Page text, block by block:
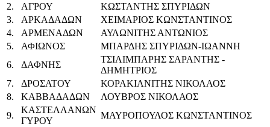
2.
ΑΓΡΟΥ
ΚΩΣΤΑΝΤΗΣ ΣΠΥΡΙΔΩΝ
3.
ΑΡΚΑΔΑΔΩΝ
ΧΕΙΜΑΡΙΟΣ ΚΩΝΣΤΑΝΤΙΝΟΣ
4.
ΑΡΜΕΝΑΔΩΝ
ΑΥΛΩΝΙΤΗΣ ΑΝΤΩΝΙΟΣ
5.
ΑΦΙΩΝΟΣ
ΜΠΑΡΔΗΣ ΣΠΥΡΙΔΩΝ-ΙΩΑΝΝΗ
6.
ΔΑΦΝΗΣ
ΤΣΙΛΙΜΠΑΡΗΣ ΣΑΡΑΝΤΗΣ -
ΔΗΜΗΤΡΙΟΣ
7.
ΔΡΟΣΑΤΟΥ
ΚΟΡΑΚΙΑΝΙΤΗΣ ΝΙΚΟΛΑΟΣ
8.
ΚΑΒΒΑΔΑΔΩΝ
ΛΟΥΒΡΟΣ ΝΙΚΟΛΑΟΣ
9.
ΚΑΣΤΕΛΛΑΝΩΝ
ΓΥΡΟΥ
ΜΑΥΡΟΠΟΥΛΟΣ ΚΩΝΣΤΑΝΤΙΝΟΣ